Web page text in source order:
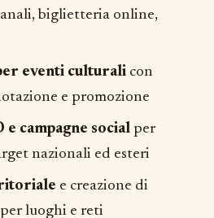
biglietteria online,
eventi culturali con
e promozione
e campagne social per
nazionali ed esteri
e creazione di
luoghi e reti